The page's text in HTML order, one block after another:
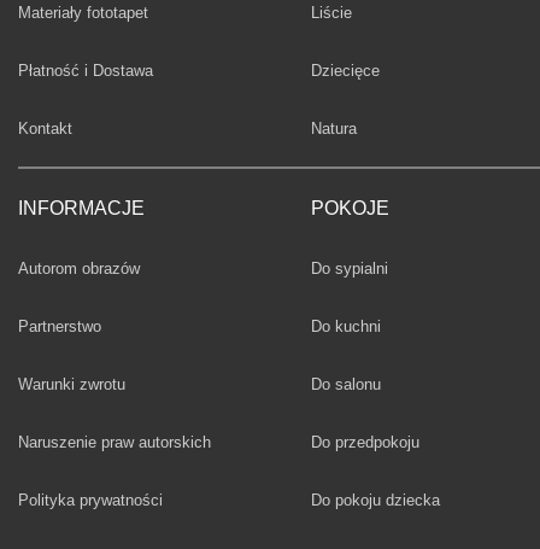
Materiały fototapet
Płatność i Dostawa
Kontakt
INFORMACJE
Autorom obrazów
Partnerstwo
Warunki zwrotu
Naruszenie praw autorskich
Polityka prywatności
Fototapety
Liście
Fototapety
Dziecięce
Fototapety
Natura
POKOJE
Fototapety
Do sypialni
Fototapety
Do kuchni
Fototapety
Do salonu
Fototapety
Do przedpokoju
Fototapety
Do pokoju dziecka